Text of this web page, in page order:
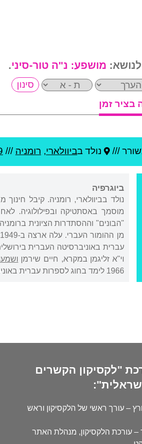
מושפע: נ"ה טור-סיני.
בציר זמן
/// נולד בביוולארי, רומניה ///
ביוגרפיה
מוסמך באסתטיקה ובפילולוגיה.
עברית באוניברסיטה העברית
וי"א זליגמן במקרא, חיים שירמן
1966 לימד בחוג לספרות עברית באוניברסיטת תל אביב. לאחר פרישתו לגמלאות כפרופסור שקד עוד כעשרים שנה על עבודתו.
"לקסיקון הקשרים
– עורך ראשי של הלקסיקון וראש
עורכת הלקסיקון, מנהלת האתר